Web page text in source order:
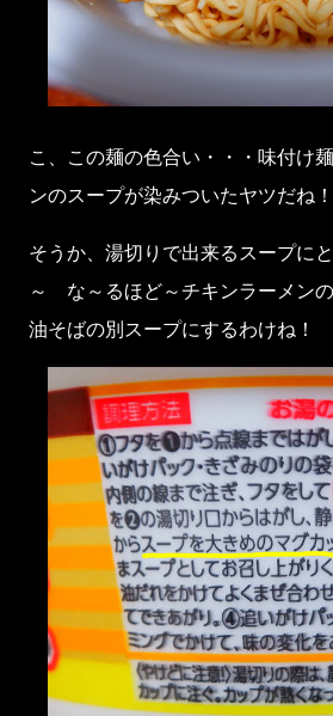
こ、この麺の色合い・・・味付け
ンのスープが染みついたヤツだね！
そうか、湯切りで出来るスープに
～ な～るほど～チキンラーメンの
油そばの別スープにするわけね！